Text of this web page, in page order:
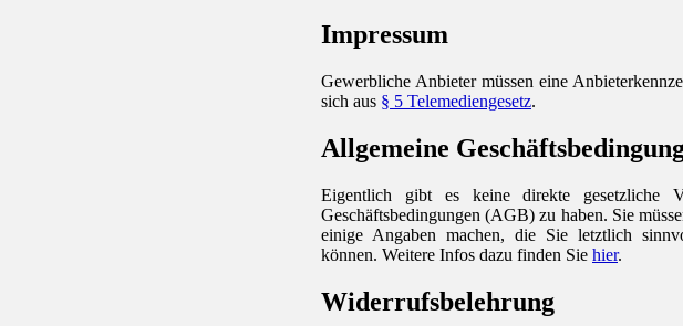
Impressum
Gewerbliche Anbieter müssen eine
sich aus § 5 Telemediengesetz.
Allgemeine
Eigentlich gibt es keine direkte gesetzliche
Geschäftsbedingungen (AGB) zu haben. Sie
einige Angaben machen, die Sie letztlich
können. Weitere Infos dazu finden Sie hier.
Widerrufsbelehrung